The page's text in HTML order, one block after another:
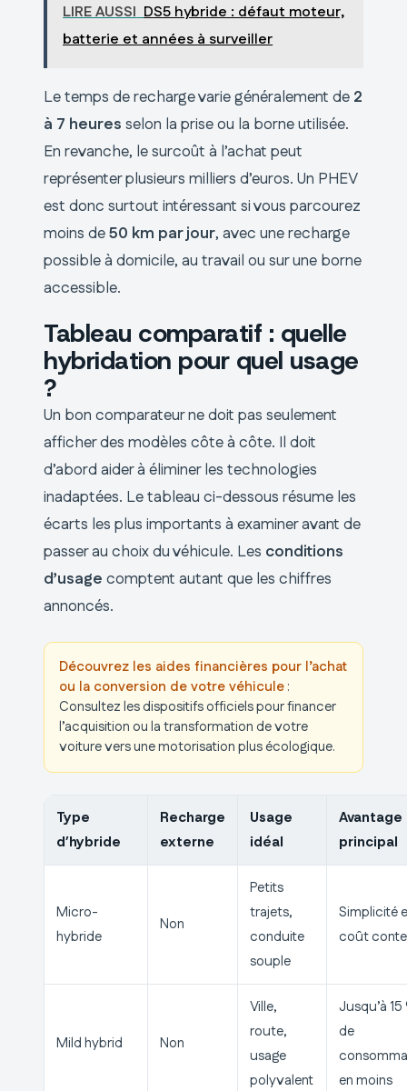
LIRE AUSSI DS5 hybride : défaut moteur,
batterie et années à surveiller
Le temps de recharge varie généralement de 2
à 7 heures selon la prise ou la borne utilisée.
En revanche, le surcoût à l’achat peut
représenter plusieurs milliers d’euros. Un PHEV
est donc surtout intéressant si vous parcourez
moins de50 km par jour, avec une recharge
possible à domicile, au travail ou sur une borne
accessible.
Tableau comparatif : quelle
hybridation pour quel usage
?
Un bon comparateur ne doit pas seulement
afficher des modèles côte à côte. Il doit
d’abord aider à éliminer les technologies
inadaptées. Le tableau ci-dessous résume les
écarts les plus importants à examiner avant de
passer au choix du véhicule. Les conditions
d’usage comptent autant que les chiffres
annoncés.
Découvrez les aides financières pour l’achat
ou la conversion de votre véhicule:
Consultez les dispositifs officiels pour financer
l’acquisition ou la transformation de votre
voiture vers une motorisation plus écologique.
Type
d’hybride
Recharge
externe
Usage
idéal
Avantage
principal
Micro-
hybride
Non
Petits
trajets,
conduite
souple
Simplicité
coût
Mild hybrid Non
Ville,
route,
usage
polyvalent
Jusqu’à 15
de
en moins